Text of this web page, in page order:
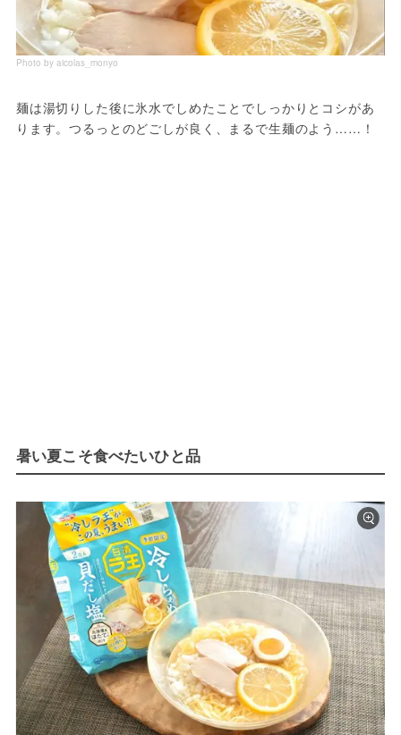
Photo by aicolas_monyo
麺は湯切りした後に氷水でしめたことでしっかりとコシがあ
ります。つるっとのどごしが良く、まるで生麺のよう……！
暑い夏こそ食べたいひと品